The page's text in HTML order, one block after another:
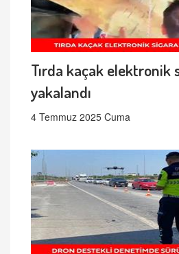
Tırda kaçak
yakalandı
4 Temmuz 2025 Cuma